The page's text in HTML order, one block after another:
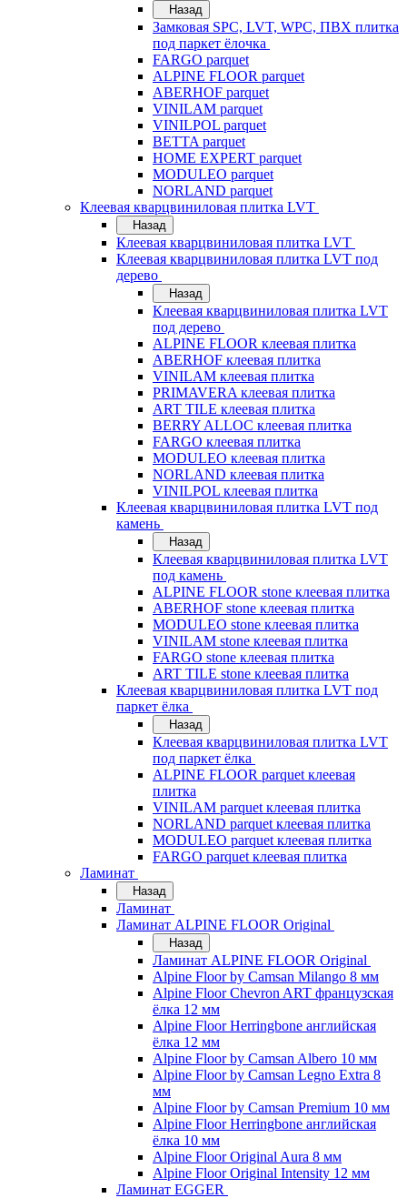
Назад
Замковая SPC, LVT, WPC, ПВХ плитка
под паркет ёлочка
FARGO parquet
ALPINE FLOOR parquet
ABERHOF parquet
VINILAM parquet
VINILPOL parquet
BETTA parquet
HOME EXPERT parquet
MODULEO parquet
NORLAND parquet
Клеевая кварцвиниловая плитка LVT
Назад
Клеевая кварцвиниловая плитка LVT
Клеевая кварцвиниловая плитка LVT под
дерево
Назад
Клеевая кварцвиниловая плитка LVT
под дерево
ALPINE FLOOR клеевая плитка
ABERHOF клеевая плитка
VINILAM клеевая плитка
PRIMAVERA клеевая плитка
ART TILE клеевая плитка
BERRY ALLOC клеевая плитка
FARGO клеевая плитка
MODULEO клеевая плитка
NORLAND клеевая плитка
VINILPOL клеевая плитка
Клеевая кварцвиниловая плитка LVT под
камень
Назад
Клеевая кварцвиниловая плитка LVT
под камень
ALPINE FLOOR stone клеевая плитка
ABERHOF stone клеевая плитка
MODULEO stone клеевая плитка
VINILAM stone клеевая плитка
FARGO stone клеевая плитка
ART TILE stone клеевая плитка
Клеевая кварцвиниловая плитка LVT под
паркет ёлка
Назад
Клеевая кварцвиниловая плитка LVT
под паркет ёлка
ALPINE FLOOR parquet клеевая
плитка
VINILAM parquet клеевая плитка
NORLAND parquet клеевая плитка
MODULEO parquet клеевая плитка
FARGO parquet клеевая плитка
Ламинат
Назад
Ламинат
Ламинат ALPINE FLOOR Original
Назад
Ламинат ALPINE FLOOR Original
Alpine Floor by Camsan Milango 8 мм
Alpine Floor Chevron ART французская
ёлка 12 мм
Alpine Floor Herringbone английская
ёлка 12 мм
Alpine Floor by Camsan Albero 10 мм
Alpine Floor by Camsan Legno Extra 8
мм
Alpine Floor by Camsan Premium 10 мм
Alpine Floor Herringbone английская
ёлка 10 мм
Alpine Floor Original Aura 8 мм
Alpine Floor Original Intensity 12 мм
Ламинат EGGER